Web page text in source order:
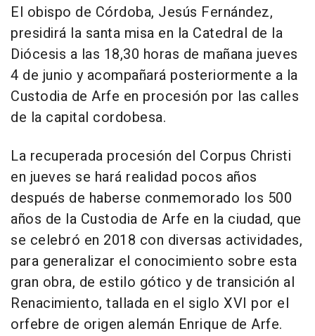
El obispo de Córdoba, Jesús Fernández,
presidirá la santa misa en la Catedral de la
Diócesis a las 18,30 horas de mañana jueves
4 de junio y acompañará posteriormente a la
Custodia de Arfe en procesión por las calles
de la capital cordobesa.
La recuperada procesión del Corpus Christi
en jueves se hará realidad pocos años
después de haberse conmemorado los 500
años de la Custodia de Arfe en la ciudad, que
se celebró en 2018 con diversas actividades,
para generalizar el conocimiento sobre esta
gran obra, de estilo gótico y de transición al
Renacimiento, tallada en el siglo XVI por el
orfebre de origen alemán Enrique de Arfe.